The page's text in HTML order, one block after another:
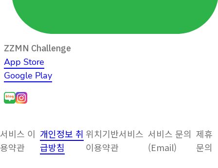
ZZMN Challenge
App Store
Google Play
서비스 이
용약관
개인정보 취
급방침
위치기반서비스
이용약관
서비스 문의
(Email)
제휴
문의